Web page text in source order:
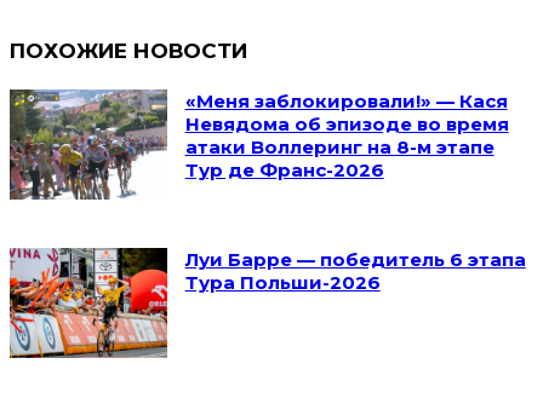
ПОХОЖИЕ НОВОСТИ
«Меня заблокировали!» — Кася
Невядома об эпизоде во время
атаки Воллеринг на 8-м этапе
Тур де Франс-2026
Луи Барре — победитель 6 этапа
Тура Польши-2026